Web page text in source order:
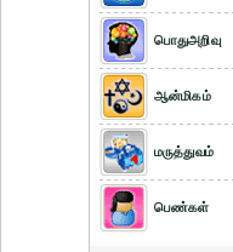
பொதுஅறிவு
ஆன்மிகம்
மருத்துவம்
பெண்கள்